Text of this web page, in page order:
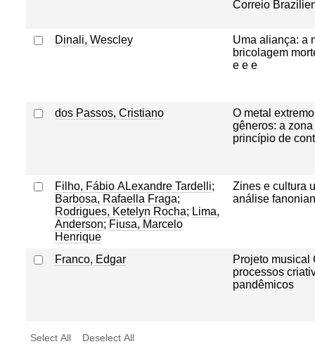
Correio
Dinali, Wescley
Uma aliança: a
bricolagem
e e e
dos Passos, Cristiano
O metal
gêneros: a
princípio de
Filho, Fábio ALexandre Tardelli;
Barbosa, Rafaella Fraga;
Rodrigues, Ketelyn Rocha; Lima,
Anderson; Fiusa, Marcelo
Henrique
Zines e cultura
análise
Franco, Edgar
Projeto musical
processos
pandêmicos
Select All Deselect All